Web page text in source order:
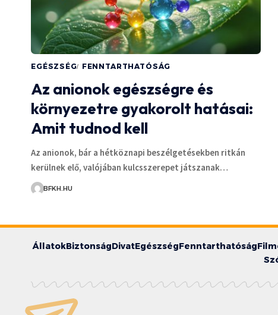
EGÉSZSÉG FENNTARTHATÓSÁG
Az anionok egészségre és
környezetre gyakorolt hatásai:
Amit tudnod kell
Az anionok, bár a hétköznapi beszélgetésekben ritkán
kerülnek elő, valójában kulcsszerepet játszanak…
BFKH.HU
ÁllatokBiztonságDivatEgészségFenntarthatóság